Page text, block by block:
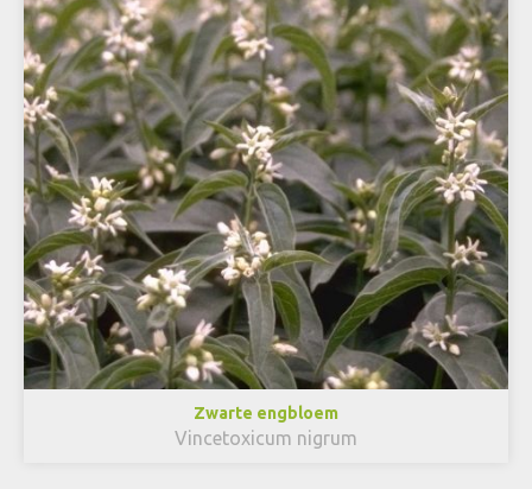
Zwarte engbloem
Vincetoxicum nigrum